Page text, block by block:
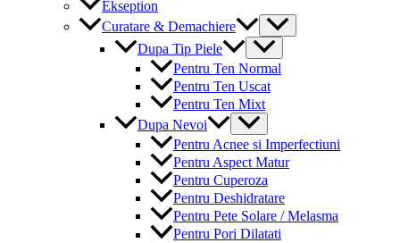
Ekseption
Curatare & Demachiere
Menu
Toggle
Dupa Tip Piele
Menu
Toggle
Pentru Ten Normal
Pentru Ten Uscat
Pentru Ten Mixt
Dupa Nevoi
Menu
Toggle
Pentru Acnee si Imperfectiuni
Pentru Aspect Matur
Pentru Cuperoza
Pentru Deshidratare
Pentru Pete Solare / Melasma
Pentru Pori Dilatati